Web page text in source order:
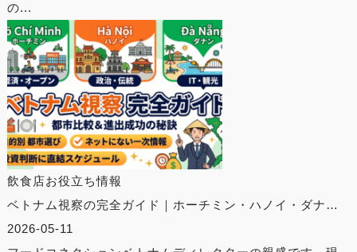
の...
飲食店お役立ち情報
ベトナム視察の完全ガイド｜ホーチミン・ハノイ・ダナ…
2026-05-11